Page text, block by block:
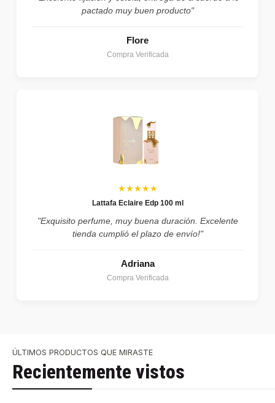
pactado muy buen producto"
Flore
Compra Verificada
★★★★★
Lattafa Eclaire Edp 100 ml
"Exquisito perfume, muy buena duración. Excelente
tienda cumplió el plazo de envío!"
Adriana
Compra Verificada
ÚLTIMOS PRODUCTOS QUE MIRASTE
Recientemente vistos